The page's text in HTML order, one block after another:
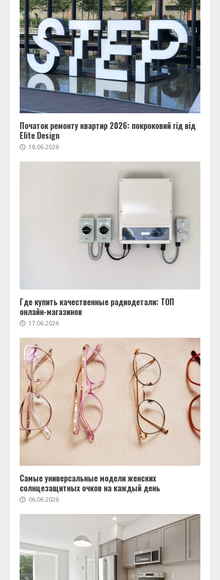
Початок ремонту квартир 2026: покроковий гід від
Elite Design
18.06.2026
Где купить качественные радиодетали: ТОП
онлайн-магазинов
17.06.2026
Самые универсальные модели женских
солнцезащитных очков на каждый день
06.06.2026